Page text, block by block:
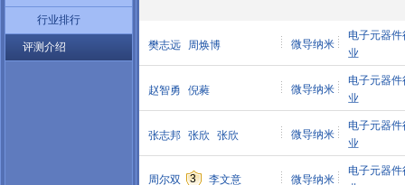
行业排行
评测介绍 樊志远 周焕博 微导纳米
电子元器件
业
赵智勇 倪蕤 微导纳米
电子元器件
业
张志邦 张欣 张欣 微导纳米
电子元器件
业
周尔双 3 李文意 微导纳米
电子元器件